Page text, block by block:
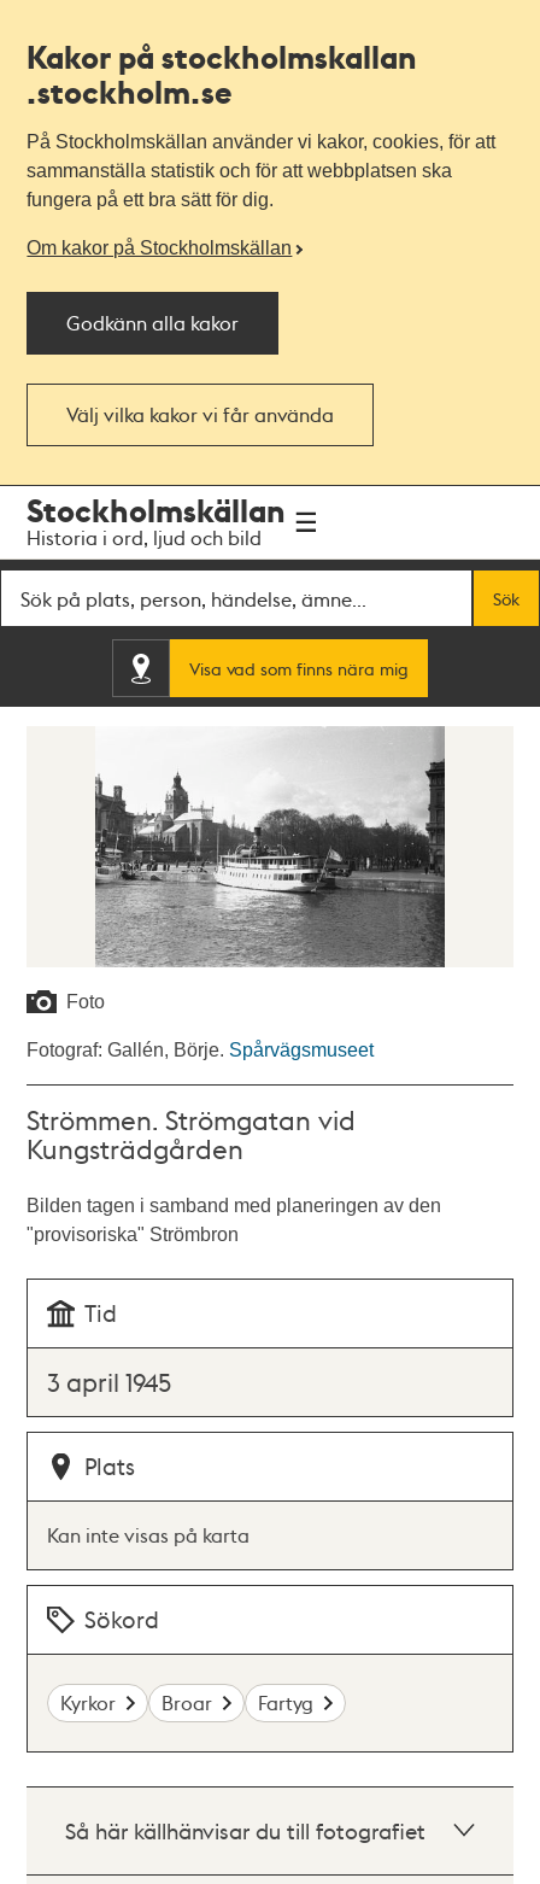
Kakor på stockholmskallan
.stockholm.se
På Stockholmskällan använder vi kakor, cookies, för att
sammanställa statistik och för att webbplatsen ska
fungera på ett bra sätt för dig.
Om kakor på Stockholmskällan
Godkänn alla kakor
Välj vilka kakor vi får använda
navigationen
huvudinnehållet
Stockholmskällan
Historia i ord, ljud och bild
Sök
Visa vad som finns nära mig
Foto
Fotograf: Gallén, Börje. Spårvägsmuseet
Strömmen. Strömgatan vid
Kungsträdgården
Bilden tagen i samband med planeringen av den
"provisoriska" Strömbron
Tid
3 april 1945
Plats
Kan inte visas på karta
Sökord
Kyrkor Broar Fartyg
Så här källhänvisar du till fotografiet